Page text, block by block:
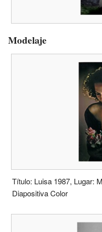
Modelaje
Título: Luisa 1987, Lugar:
Diapositiva Color